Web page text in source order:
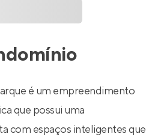
é um empreendimento
que possui uma
com espaços inteligentes que